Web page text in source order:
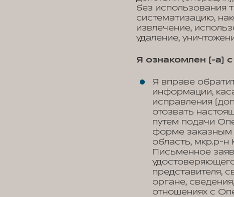
без использования
систематизацию,
извлечение,
удаление,
Я ознакомлен (-а) с
Я вправе
информации,
исправления
отозвать
путем подачи
форме заказным
область, мкр.р-н
Письменное
представителя,
органе,
отношениях с